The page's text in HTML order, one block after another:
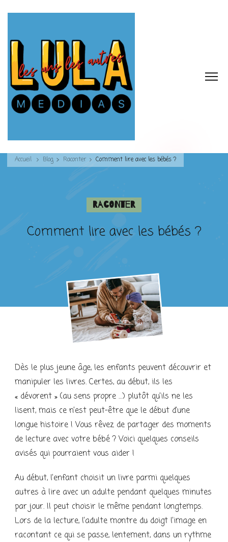
Accueil Blog Raconter Comment lire avec les bébés ?
Raconter
Comment lire avec les bébés ?
Dès le plus jeune âge, les enfants peuvent découvrir et
manipuler les livres. Certes, au début, ils les
« dévorent » (au sens propre …) plutôt qu’ils ne les
lisent, mais ce n’est peut-être que le début d’une
longue histoire ! Vous rêvez de partager des moments
de lecture avec votre bébé ? Voici quelques conseils
avisés qui pourraient vous aider !
Au début, l’enfant choisit un livre parmi quelques
autres à lire avec un adulte pendant quelques minutes
par jour. Il peut choisir le même pendant longtemps.
Lors de la lecture, l’adulte montre du doigt l’image en
racontant ce qui se passe, lentement, dans un rythme